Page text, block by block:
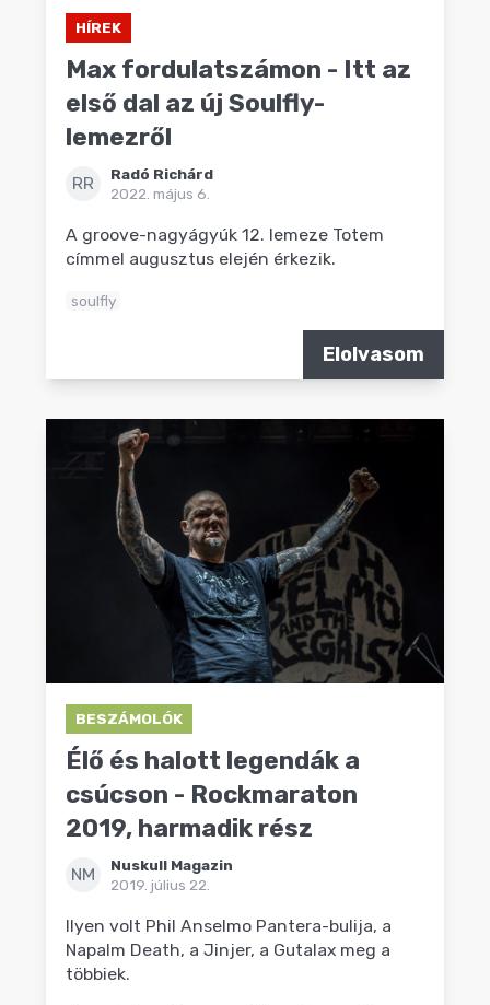
HÍREK
Max fordulatszámon - Itt az
első dal az új Soulfly-
lemezről
RR
Radó Richárd
2022. május 6.
A groove-nagyágyúk 12. lemeze Totem
címmel augusztus elején érkezik.
soulfly
Elolvasom
BESZÁMOLÓK
Élő és halott legendák a
csúcson - Rockmaraton
2019, harmadik rész
NM
Nuskull Magazin
2019. július 22.
Ilyen volt Phil Anselmo Pantera-bulija, a
Napalm Death, a Jinjer, a Gutalax meg a
többiek.